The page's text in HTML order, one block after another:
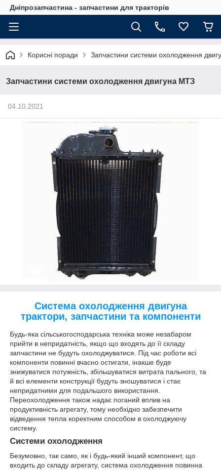
Дніпрозапчастина - запчастини для тракторів
Корисні поради Запчастини системи охолодження
Запчастини системи охолодження двигуна МТЗ
04.10.2021
Система охолодження двигуна
трактори, запчастини та компоненти
Будь-яка сільськогосподарська техніка може незабаром
прийти в непридатність, якщо що входять до її складу
запчастини не будуть охолоджуватися. Під час роботи всі
компоненти повинні вчасно остигати, інакше буде
знижуватися потужність, збільшуватися витрата пального, та
й всі елементи конструкції будуть зношуватися і стає
непридатними для подальшого використання.
Переохолодження також надає поганий вплив на
продуктивність агрегату, тому необхідно забезпечити
відведення тепла коректним способом в охолоджуючу
систему.
Системи охолодження
Безумовно, так само, як і будь-який інший компонент, що
входить до складу агрегату, система охолодження повинна